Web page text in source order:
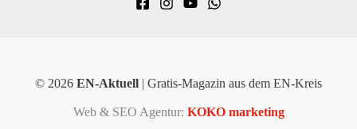
© 2026 EN-Aktuell | Gratis-Magazin aus dem EN-Kreis
Web & SEO Agentur: KOKO marketing